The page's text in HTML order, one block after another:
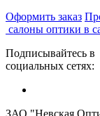
Оформить заказ
салоны оптики в
Подписывайтесь в
социальных сетях:
ЗАО "Невская